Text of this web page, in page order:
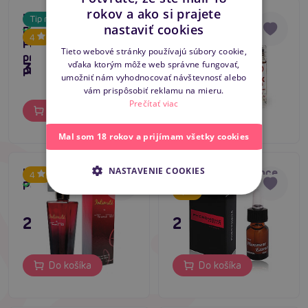
Tip na darček
4
Love & Desire
PREMIUM EDITION
Femme 100ml
prémiové feromony
pre ženy
Skladom
35,80 €
5
FX24 Sensual
Attractant for
Skladom
9,96 €
4
Intimite by Fernand
Peril Frau 50 ml
Skladom
23,80 €
Do košíka
Tip na darček
4
Pheromone Essence
27,80 €
Do košíka
CZECH
ENGLISH
rokov a ako si prajete
nastaviť cookies
Tieto webové stránky používajú súbory cookie,
vďaka ktorým môže web správne fungovať,
umožniť nám vyhodnocovať návštevnosť alebo
vám prispôsobiť reklamu na mieru.
Prečítať viac
Mal som 18 rokov a prijímam všetky cookies
NASTAVENIE COOKIES